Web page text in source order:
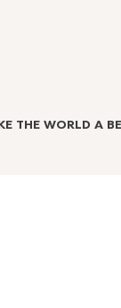
THE WORLD A